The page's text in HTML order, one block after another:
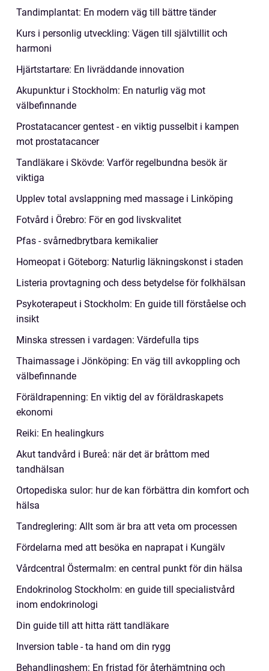
Tandimplantat: En modern väg till bättre tänder
Kurs i personlig utveckling: Vägen till självtillit och
harmoni
Hjärtstartare: En livräddande innovation
Akupunktur i Stockholm: En naturlig väg mot
välbefinnande
Prostatacancer gentest - en viktig pusselbit i kampen
mot prostatacancer
Tandläkare i Skövde: Varför regelbundna besök är
viktiga
Upplev total avslappning med massage i Linköping
Fotvård i Örebro: För en god livskvalitet
Pfas - svårnedbrytbara kemikalier
Homeopat i Göteborg: Naturlig läkningskonst i staden
Listeria provtagning och dess betydelse för folkhälsan
Psykoterapeut i Stockholm: En guide till förståelse och
insikt
Minska stressen i vardagen: Värdefulla tips
Thaimassage i Jönköping: En väg till avkoppling och
välbefinnande
Föräldrapenning: En viktig del av föräldraskapets
ekonomi
Reiki: En healingkurs
Akut tandvård i Bureå: när det är bråttom med
tandhälsan
Ortopediska sulor: hur de kan förbättra din komfort och
hälsa
Tandreglering: Allt som är bra att veta om processen
Fördelarna med att besöka en naprapat i Kungälv
Vårdcentral Östermalm: en central punkt för din hälsa
Endokrinolog Stockholm: en guide till specialistvård
inom endokrinologi
Din guide till att hitta rätt tandläkare
Inversion table - ta hand om din rygg
Behandlingshem: En fristad för återhämtning och